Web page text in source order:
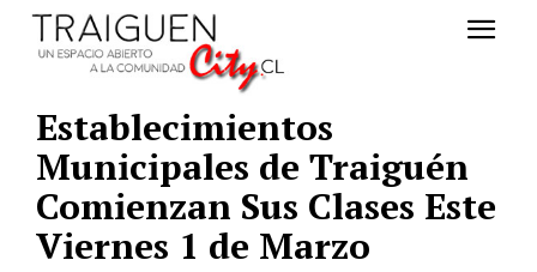
Establecimientos
Municipales de Traiguén
Comienzan Sus Clases Este
Viernes 1 de Marzo